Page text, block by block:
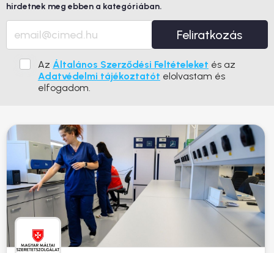
hirdetnek meg ebben a kategóriában.
Feliratkozás
Az Általános Szerződési Feltételeket és az
Adatvédelmi tájékoztatót elolvastam és
elfogadom.